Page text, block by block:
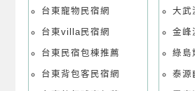
台東寵物民宿網
台東villa民宿網
台東民宿包棟推薦
台東背包客民宿網
大武
金峰
綠島
泰源